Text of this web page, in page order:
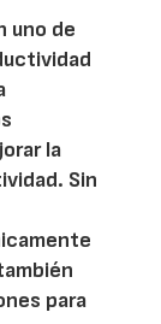
uno de
la
Sin
para